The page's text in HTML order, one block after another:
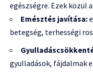
egészségre. Ezek közül
Emésztés javítása:
betegség, terhességi
gyulladások, fájdalmak